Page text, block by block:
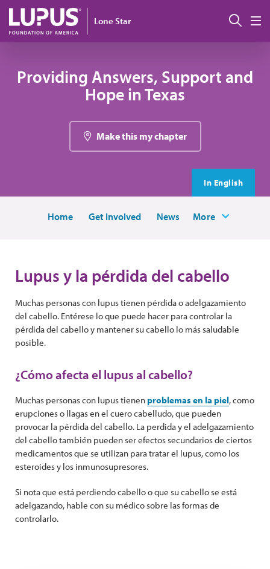
Pasar al contenido principal
Lone Star
Providing Answers, Support and
Hope in Texas
Make this my chapter
In English
Home Get Involved News More
Lupus y la pérdida del cabello
Muchas personas con lupus tienen pérdida o adelgazamiento
del cabello. Entérese lo que puede hacer para controlar la
pérdida del cabello y mantener su cabello lo más saludable
posible.
¿Cómo afecta el lupus al cabello?
Muchas personas con lupus tienenproblemas en la piel, como
erupciones o llagas en el cuero cabelludo, que pueden
provocar la pérdida del cabello. La perdida y el adelgazamiento
del cabello también pueden ser efectos secundarios de ciertos
medicamentos que se utilizan para tratar el lupus, como los
esteroides y los inmunosupresores.
Si nota que está perdiendo cabello o que su cabello se está
adelgazando, hable con su médico sobre las formas de
controlarlo.